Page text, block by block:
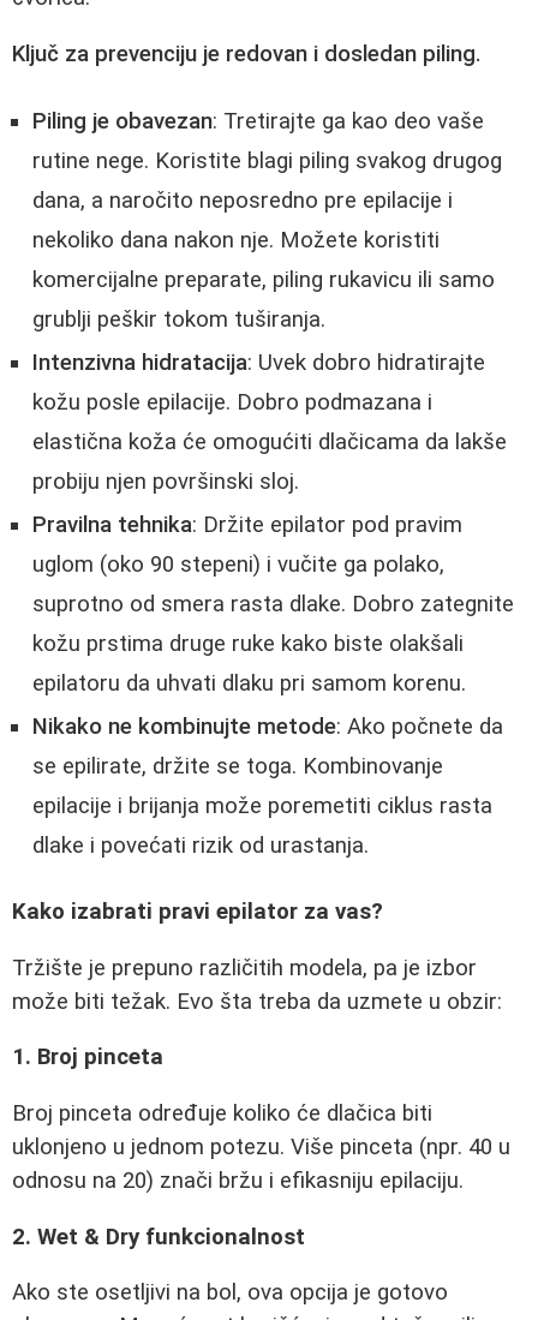
Ključ za prevenciju je redovan i dosledan piling.
Piling je obavezan: Tretirajte ga kao deo vaše
rutine nege. Koristite blagi piling svakog drugog
dana, a naročito neposredno pre epilacije i
nekoliko dana nakon nje. Možete koristiti
komercijalne preparate, piling rukavicu ili samo
grublji peškir tokom tuširanja.
Intenzivna hidratacija: Uvek dobro hidratirajte
kožu posle epilacije. Dobro podmazana i
elastična koža će omogućiti dlačicama da lakše
probiju njen površinski sloj.
Pravilna tehnika: Držite epilator pod pravim
uglom (oko 90 stepeni) i vučite ga polako,
suprotno od smera rasta dlake. Dobro zategnite
kožu prstima druge ruke kako biste olakšali
epilatoru da uhvati dlaku pri samom korenu.
Nikako ne kombinujte metode: Ako počnete da
se epilirate, držite se toga. Kombinovanje
epilacije i brijanja može poremetiti ciklus rasta
dlake i povećati rizik od urastanja.
Kako izabrati pravi epilator za vas?
Tržište je prepuno različitih modela, pa je izbor
može biti težak. Evo šta treba da uzmete u obzir:
1. Broj pinceta
Broj pinceta određuje koliko će dlačica biti
uklonjeno u jednom potezu. Više pinceta (npr. 40 u
odnosu na 20) znači bržu i efikasniju epilaciju.
2. Wet & Dry funkcionalnost
Ako ste osetljivi na bol, ova opcija je gotovo